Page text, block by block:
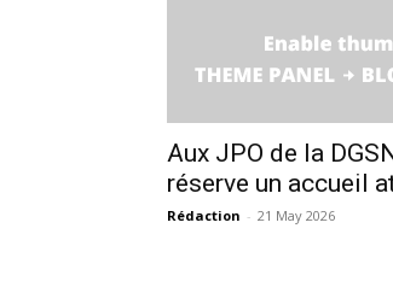
Aux JPO de la
réserve un accueil
Rédaction - 21 May 2026